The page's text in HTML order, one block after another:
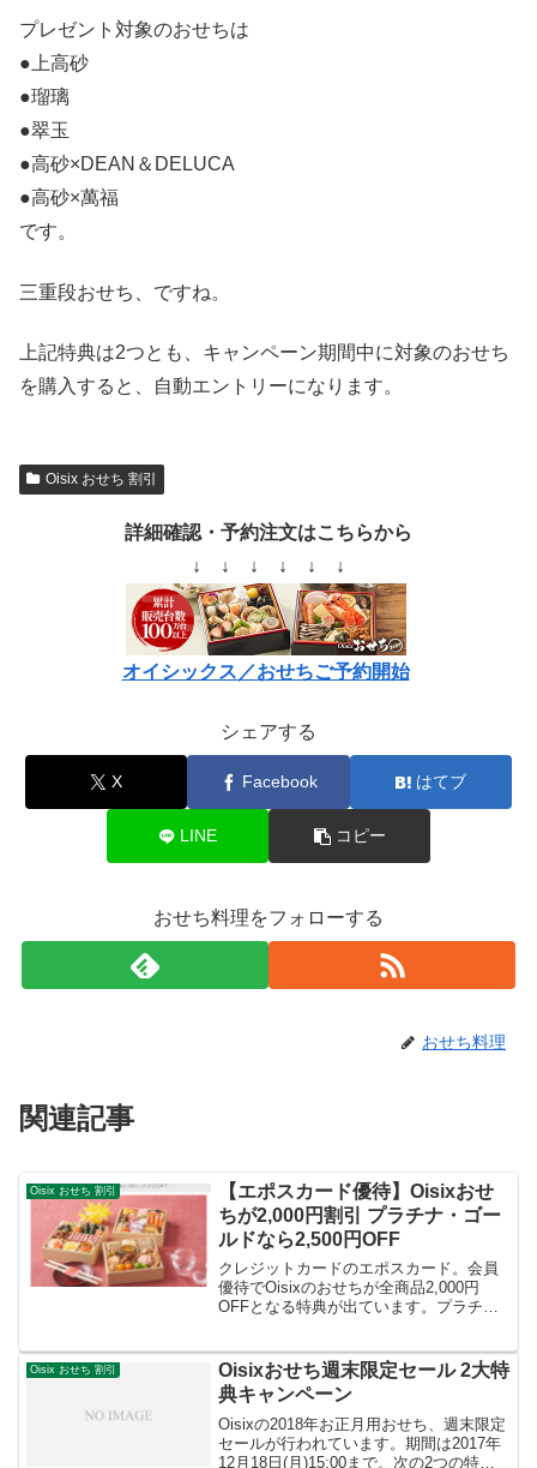
プレゼント対象のおせちは
●上高砂
●瑠璃
●翠玉
●高砂×DEAN＆DELUCA
●高砂×萬福
です。
三重段おせち、ですね。
上記特典は2つとも、キャンペーン期間中に対象のおせち
を購入すると、自動エントリーになります。
Oisix おせち 割引
詳細確認・予約注文はこちらから
↓ ↓ ↓ ↓ ↓ ↓
オイシックス／おせちご予約開始
シェアする
X Facebook はてブ
LINE コピー
おせち料理をフォローする
おせち料理
関連記事
Oisix おせち 割引
【エポスカード優待】Oisixおせ
ちが2,000円割引 プラチナ・ゴー
ルドなら2,500円OFF
クレジットカードのエポスカード。会員
優待でOisixのおせちが全商品2,000円
OFFとなる特典が出ています。プラチ
利用するといいのではないでしょう
か：...
Oisix おせち 割引
Oisixおせち週末限定セール 2大特
典キャンペーン
Oisixの2018年お正月用おせち、週末限定
セールが行われています。期間は2017年
12月18日(月)15:00まで。次の2つの特典